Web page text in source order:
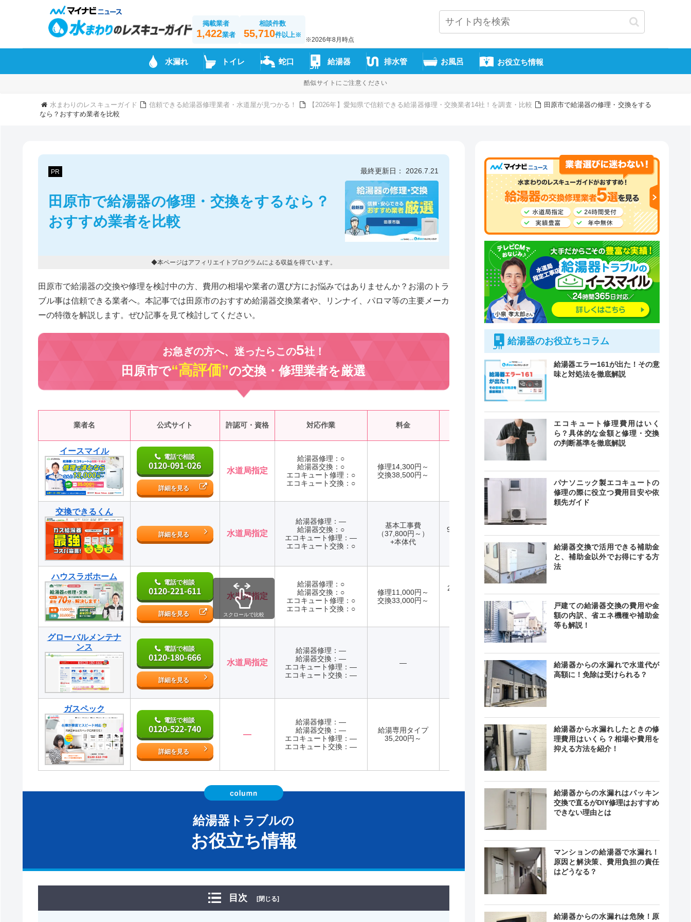
掲載業者
1,422業者
相談件数
55,710件以上※
※2026年8月時点
水漏れ トイレ 蛇口 給湯器 排水管 お風呂 お役立ち情報
酷似サイトにご注意ください
水まわりのレスキューガイド 信頼できる給湯器修理業者・水道屋が見つかる！ 【2026年】愛知県で信頼できる給湯器修理・交換業者14社！を調査・比較
田原市で給湯器の修理・交換をする
なら？おすすめ業者を比較
PR
田原市で給湯器の修理・交換をするなら？
おすすめ業者を比較
最終更新日： 2026.7.21
◆本ページはアフィリエイトプログラムによる収益を得ています。
田原市で給湯器の交換や修理を検討中の方、費用の相場や業者の選び方にお悩みではありませんか？お湯のトラ
ブル事は信頼できる業者へ。本記事では田原市のおすすめ給湯器交換業者や、リンナイ、パロマ等の主要メーカ
ーの特徴を解説します。ぜひ記事を見て検討してください。
お急ぎの方へ、迷ったらこの5社！
田原市で“高評価”の交換・修理業者を厳選
業者名 公式サイト 許認可・資格 対応作業 料金 緊急駆けつけ
イースマイル
電話で相談
0120-091-026
詳細を見る
水道局指定
給湯器修理：○
給湯器交換：○
エコキュート修理：○
エコキュート交換：○
修理14,300円～
交換38,500円～
最短20分
交換できるくん
詳細を見る 水道局指定
給湯器修理：―
給湯器交換：○
エコキュート修理：―
エコキュート交換：○
基本工事費
（37,800円～）
+本体代
9:00～18:00
記載なし
ハウスラボホーム
電話で相談
0120-221-611
詳細を見る
水道局指定
給湯器修理：○
給湯器交換：○
エコキュート修理：○
エコキュート交換：○
修理11,000円～
交換33,000円～
24時間 年中
最短20分
グローバルメンテナ
ンス
電話で相談
0120-180-666
詳細を見る
水道局指定
給湯器修理：―
給湯器交換：―
エコキュート修理：―
エコキュート交換：―
― 記載なし
ガスペック
電話で相談
0120-522-740
詳細を見る
―
給湯器修理：―
給湯器交換：―
エコキュート修理：―
エコキュート交換：―
給湯専用タイプ
35,200円～
記載なし
スクロールで比較
給湯器トラブルの
お役立ち情報
目次 [閉じる]
給湯器のお役立ちコラム
給湯器エラー161が出た！その意
味と対処法を徹底解説
エコキュート修理費用はいく
ら？具体的な金額と修理・交換
の判断基準を徹底解説
パナソニック製エコキュートの
修理の際に役立つ費用目安や依
頼先ガイド
給湯器交換で活用できる補助金
と、補助金以外でお得にする方
法
戸建ての給湯器交換の費用や金
額の内訳、省エネ機種や補助金
等も解説！
給湯器からの水漏れで水道代が
高額に！免除は受けられる？
給湯器から水漏れしたときの修
理費用はいくら？相場や費用を
抑える方法を紹介！
給湯器からの水漏れはパッキン
交換で直るがDIY修理はおすすめ
できない理由とは
マンションの給湯器で水漏れ！
原因と解決策、費用負担の責任
はどうなる？
給湯器からの水漏れは危険！原